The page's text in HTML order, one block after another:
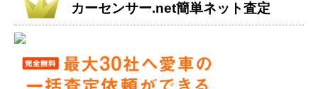
カーセンサー.net簡単ネット査定